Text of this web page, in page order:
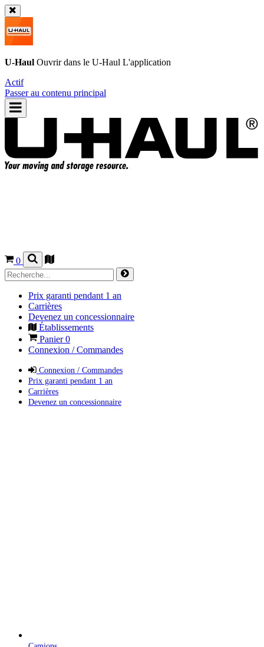
U-Haul Ouvrir dans le U-Haul L'application
Actif
Passer au contenu principal
0
Prix garanti pendant 1 an
Carrières
Devenez un concessionnaire
Établissements
Panier0
Connexion / Commandes
Connexion / Commandes
Prix garanti pendant 1 an
Carrières
Devenez un concessionnaire